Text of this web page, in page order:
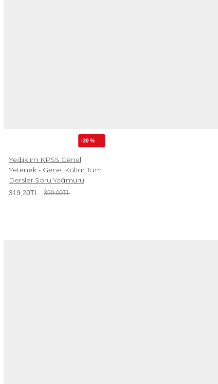
-20 %
Yediiklim KPSS Genel
Yetenek - Genel Kültür Tüm
Dersler Soru Yağmuru
319,20TL 399,00TL